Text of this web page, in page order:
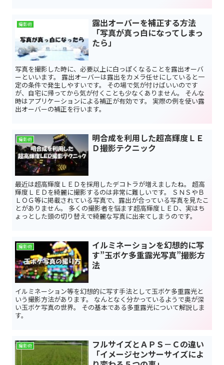
撮影術
露出オーバーを補正する方法
「写真が真っ白になってしまっ
たら」
写真を撮影した時に、必要以上に白っぽくなることを露出オーバ
ーといいます。 露出オーバーは露出をカメラ任せにしていると一
定の条件で発生しやすいです。 その場で気が付けばいいのです
が、自宅に帰ってから気が付くことも少なくありません。 そんな
時はアプリケーションによる補正が有効です。 実際の例を使い露
出オーバーの補正を行います。
撮影術
明合成を利用した超高輝度ＬＥ
Ｄ撮影テクニック
最近は超高輝度ＬＥＤを採用したデコトラが増えましたね。 超高
輝度ＬＥＤを綺麗に撮影するのは非常に難しいです。 ＳＮＳやＢ
ＬＯＧ等に掲載されている写真で、露出が合っている写真を見たこ
とがありません。 多くの撮影者を悩ます超高輝度ＬＥＤ、実はち
ょっとした頭の切り替えで綺麗な写真に出来てしまうのです。
撮影術
イルミネーションを幻想的に写
す”玉ボケ多重露光写真”撮影方
法
イルミネーション等を幻想的に写す手法として玉ボケ多重露光と
いう撮影方法があります。 なんとなく分かっているようで奥が深
い玉ボケ写真の世界。 その基本である多重露光について解説しま
す。
撮影術
フルサイズとＡＰＳ－Ｃの違い
「イメージセンサーサイズによ